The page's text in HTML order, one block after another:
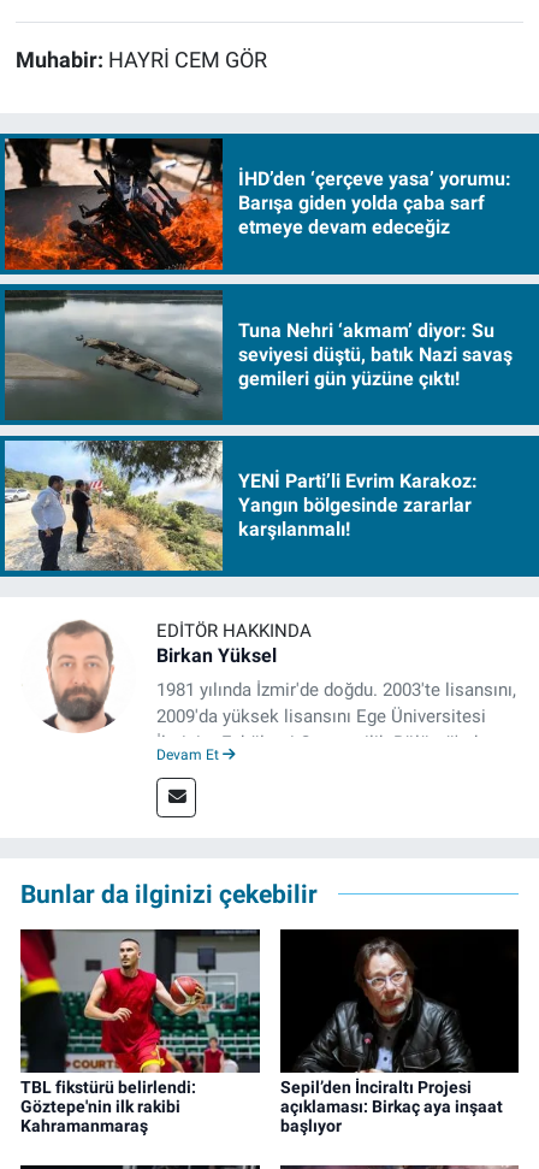
Muhabir: HAYRİ CEM GÖR
İHD’den ‘çerçeve yasa’ yorumu:
Barışa giden yolda çaba sarf
etmeye devam edeceğiz
Tuna Nehri ‘akmam’ diyor: Su
seviyesi düştü, batık Nazi savaş
gemileri gün yüzüne çıktı!
YENİ Parti’li Evrim Karakoz:
Yangın bölgesinde zararlar
karşılanmalı!
EDITÖR HAKKINDA
Birkan Yüksel
1981 yılında İzmir'de doğdu. 2003'te lisansını,
2009'da yüksek lisansını Ege Üniversitesi
İletişim Fakültesi Gazetecilik Bölümü'nde
tezinden hareketle yazdığı "İdeoloji ve
Gündelik Hayatta Milliyetçilik" adlı kitabı,
ve editör olarak görev yapmaktadır.
Devam Et
Bunlar da ilginizi çekebilir
TBL fikstürü belirlendi:
Göztepe'nin ilk rakibi
Kahramanmaraş
Sepil’den İnciraltı Projesi
açıklaması: Birkaç aya inşaat
başlıyor